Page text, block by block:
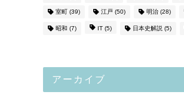
室町(39) 江戸(50) 明治(28)
昭和 (7) IT(5) 日本史解説 (5)
アーカイブ